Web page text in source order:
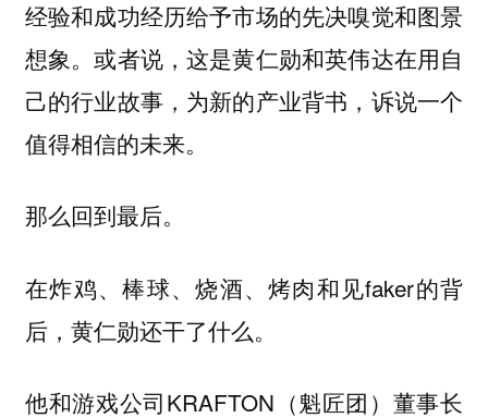
经验和成功经历给予市场的先决嗅觉和图景
想象。或者说，这是黄仁勋和英伟达在用自
己的行业故事，为新的产业背书，诉说一个
值得相信的未来。
那么回到最后。
在炸鸡、棒球、烧酒、烤肉和见faker的背
后，黄仁勋还干了什么。
他和游戏公司KRAFTON（魁匠团）董事长